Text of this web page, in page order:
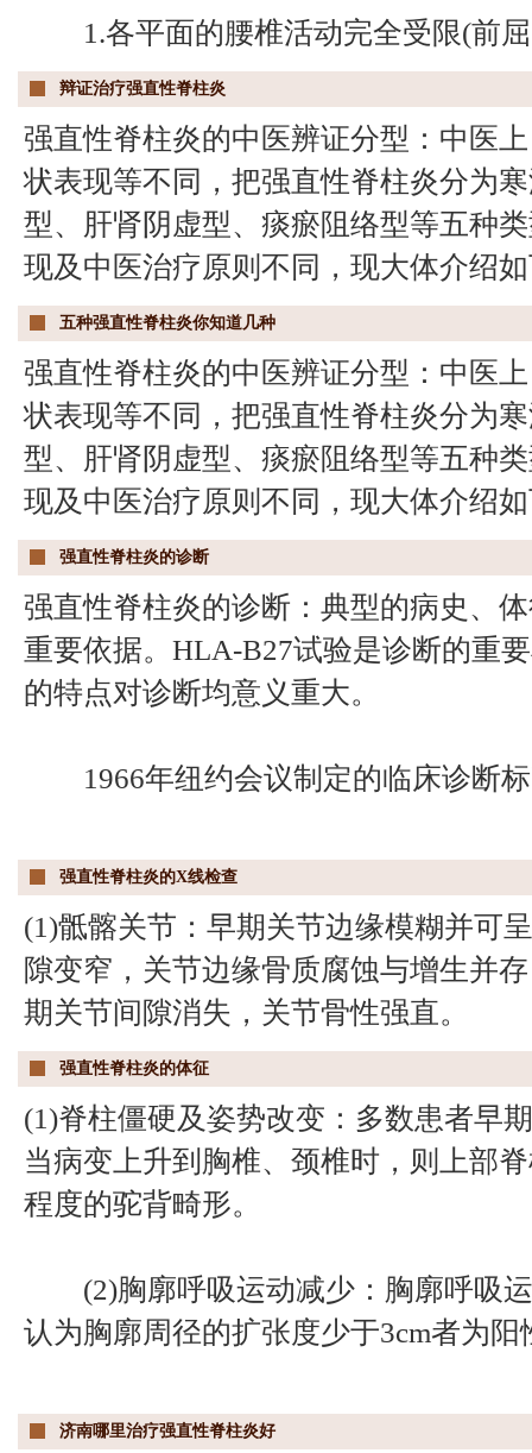
1.各平面的腰椎活动完全受限(前屈
辩证治疗强直性脊柱炎
强直性脊柱炎的中医辨证分型：中医
状表现等不同，把强直性脊柱炎分为
型、肝肾阴虚型、痰瘀阻络型等五种
现及中医治疗原则不同，现大体介绍
五种强直性脊柱炎你知道几种
强直性脊柱炎的中医辨证分型：中医
状表现等不同，把强直性脊柱炎分为
型、肝肾阴虚型、痰瘀阻络型等五种
现及中医治疗原则不同，现大体介绍
强直性脊柱炎的诊断
强直性脊柱炎的诊断：典型的病史、
重要依据。HLA-B27试验是诊断的重
的特点对诊断均意义重大。
1966年纽约会议制定的临床诊断标
强直性脊柱炎的X线检查
(1)骶髂关节：早期关节边缘模糊并可
隙变窄，关节边缘骨质腐蚀与增生并
期关节间隙消失，关节骨性强直。
强直性脊柱炎的体征
(1)脊柱僵硬及姿势改变：多数患者早
当病变上升到胸椎、颈椎时，则上部
程度的驼背畸形。
(2)胸廓呼吸运动减少：胸廓呼吸运
认为胸廓周径的扩张度少于3cm者为阳
济南哪里治疗强直性脊柱炎好